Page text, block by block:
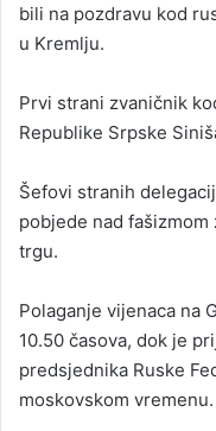
bili na pozdravu kod
u Kremlju.
Prvi strani zvaničnik
Republike Srpske
Šefovi stranih
pobjede nad
trgu.
Polaganje vijenaca na
10.50 časova, dok je
predsjednika Ruske
moskovskom vremenu.